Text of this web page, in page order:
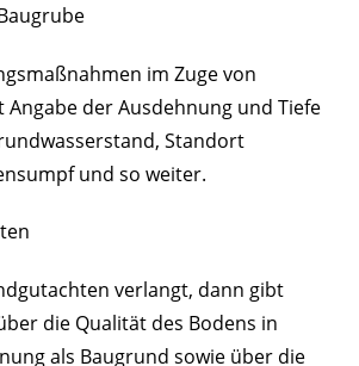
im Zuge von
der Ausdehnung und Tiefe
Standort
und so weiter.
verlangt, dann gibt
die Qualität des Bodens in
als Baugrund sowie über die